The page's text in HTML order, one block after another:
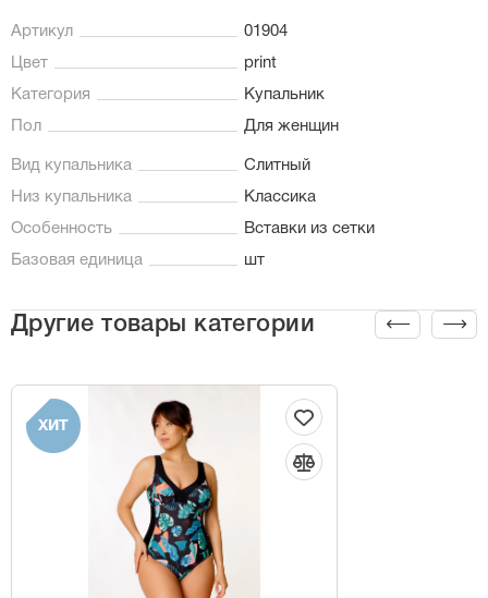
Артикул 01904
Цвет print
Категория Купальник
Пол Для женщин
Вид купальника Слитный
Низ купальника Классика
Особенность Вставки из сетки
Базовая единица шт
Другие товары категории
ХИТ